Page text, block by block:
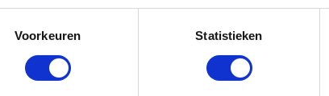
Voorkeuren Statistieken
Ja